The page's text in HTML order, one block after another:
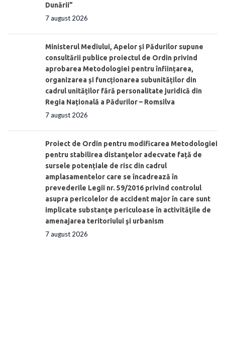
Dunării”
7 august 2026
Ministerul Mediului, Apelor și Pădurilor supune
consultării publice proiectul de Ordin privind
aprobarea Metodologiei pentru înființarea,
organizarea și funcționarea subunităților din
cadrul unităților fără personalitate juridică din
Regia Națională a Pădurilor – Romsilva
7 august 2026
Proiect de Ordin pentru modificarea Metodologiei
pentru stabilirea distanţelor adecvate față de
sursele potențiale de risc din cadrul
amplasamentelor care se încadrează în
prevederile Legii nr. 59/2016 privind controlul
asupra pericolelor de accident major în care sunt
implicate substanţe periculoase în activităţile de
amenajarea teritoriului şi urbanism
7 august 2026